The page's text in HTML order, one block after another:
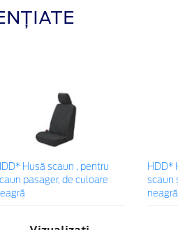
Husă scaun , pentru
pasager, de culoare
HDD*
scaun
neagră